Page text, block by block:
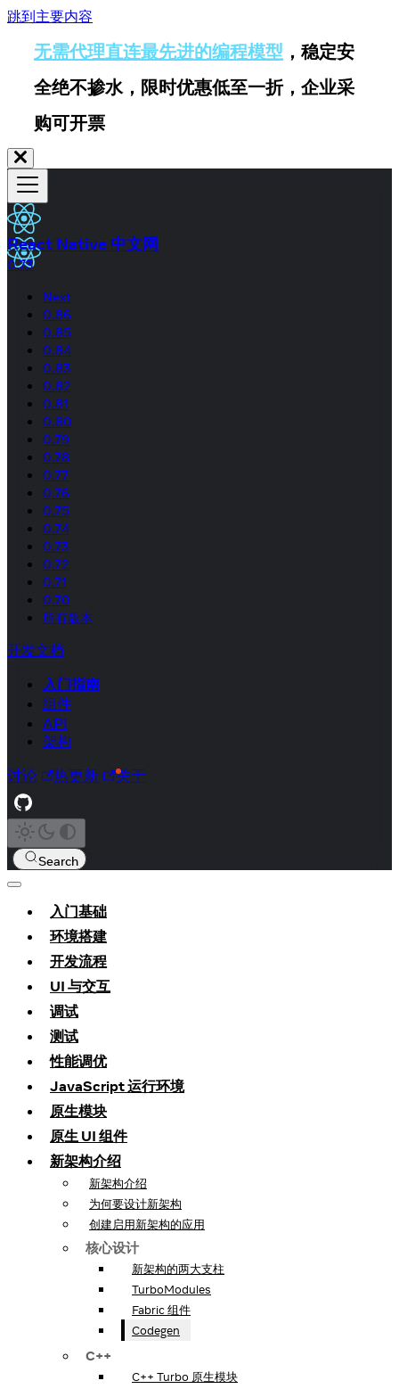
跳到主要内容
无需代理直连最先进的编程模型 ，稳定安
全绝不掺水，限时优惠低至一折，企业采
购可开票
React Native 中文网
0.73
Next
0.86
0.85
0.84
0.83
0.82
0.81
0.80
0.79
0.78
0.77
0.76
0.75
0.74
0.73
0.72
0.71
0.70
所有版本
开发文档
入门指南
组件
API
架构
讨论 热更新 关于
Search
入门基础
环境搭建
开发流程
UI 与交互
调试
测试
性能调优
JavaScript 运行环境
原生模块
原生 UI 组件
新架构介绍
新架构介绍
为何要设计新架构
创建启用新架构的应用
核心设计
新架构的两大支柱
TurboModules
Fabric 组件
Codegen
C++
C++ Turbo 原生模块